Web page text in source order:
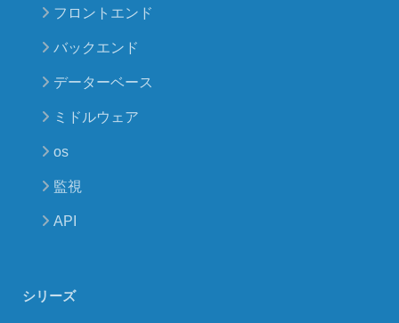
フロントエンド
バックエンド
データーベース
ミドルウェア
os
監視
API
シリーズ